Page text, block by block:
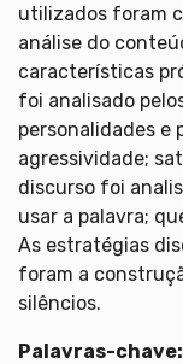
utilizados foram
análise do
características
foi analisado
personalidades e
agressividade;
discurso foi
usar a palavra;
As estratégias
foram a
silêncios.
Palavras-chave: